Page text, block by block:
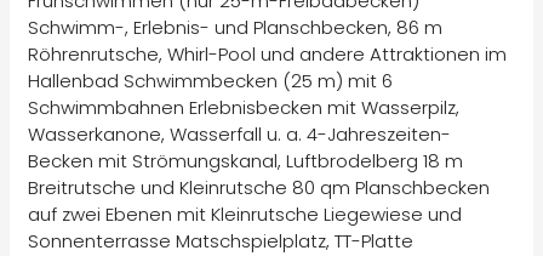
Schwimm-, Erlebnis- und Planschbecken, 86 m
Röhrenrutsche, Whirl-Pool und andere Attraktionen im
Hallenbad Schwimmbecken (25 m) mit 6
Schwimmbahnen Erlebnisbecken mit Wasserpilz,
Wasserkanone, Wasserfall u. a. 4-Jahreszeiten-
Becken mit Strömungskanal, Luftbrodelberg 18 m
Breitrutsche und Kleinrutsche 80 qm Planschbecken
auf zwei Ebenen mit Kleinrutsche Liegewiese und
Sonnenterrasse Matschspielplatz, TT-Platte